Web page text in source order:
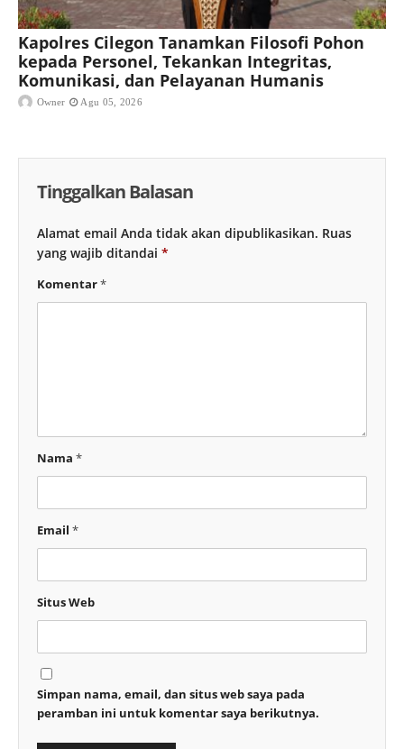
Kapolres Cilegon Tanamkan Filosofi Pohon
kepada Personel, Tekankan Integritas,
Komunikasi, dan Pelayanan Humanis
Owner Agu 05, 2026
Tinggalkan Balasan
Alamat email Anda tidak akan dipublikasikan. Ruas
yang wajib ditandai *
Komentar*
Nama *
Email *
Situs Web
Simpan nama, email, dan situs web saya pada
peramban ini untuk komentar saya berikutnya.